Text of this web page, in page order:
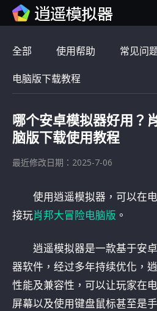
全部 使用帮助 常见问
电脑版下载教程
哪个安卓模拟器好用？
脑版下载使用教程
最近修改日期：2025-7-06
使用逍遥模拟器，可以在
接玩肖邦大冒险电脑版 。
逍遥模拟器是一款基于安
器软件，经过多年持续优化，
性能及兼容性，可以让玩家在
屏幕以及使用键盘鼠标甚至是